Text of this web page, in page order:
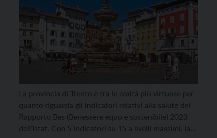
La provincia di Trento è tra le realtà più virtuose per
quanto riguarda gli indicatori relativi alla salute del
Rapporto Bes (Benessere equo e sostenibile) 2023
dell’Istat. Con 5 indicatori su 15 a livelli massimi, la